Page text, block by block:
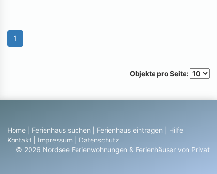
1
Objekte pro Seite:
Home Ferienhaus suchen Ferienhaus eintragen Hilfe
Kontakt
Impressum
Datenschutz
© 2026 Nordsee Ferienwohnungen & Ferienhäuser von Privat